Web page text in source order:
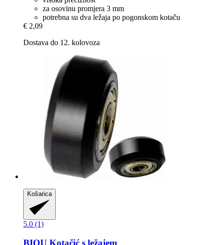
za osovinu promjera 3 mm
potrebna su dva ležaja po pogonskom kotaču
€ 2,09
Dostava do 12. kolovoza
Košarica
5.0 (1)
BIQU Kotačić s ležajem